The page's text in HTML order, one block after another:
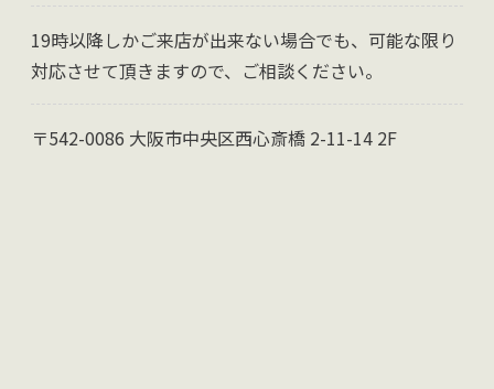
19時以降しかご来店が出来ない場合でも、可能な限り
対応させて頂きますので、ご相談ください。
〒542-0086 大阪市中央区西心斎橋 2-11-14 2F